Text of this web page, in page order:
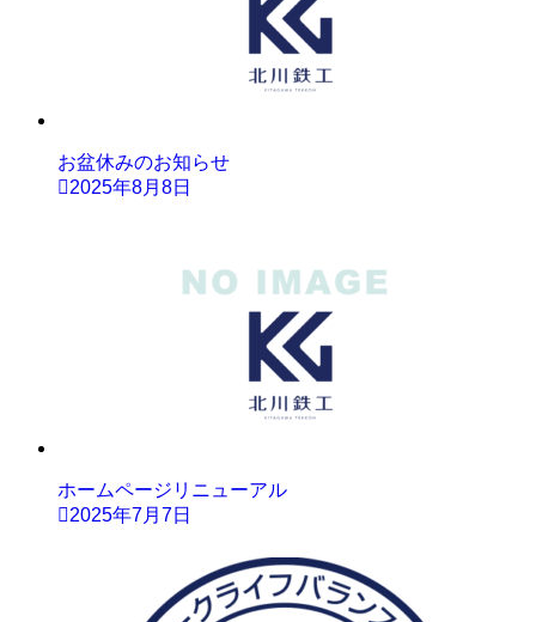
お盆休みのお知らせ
2025年8月8日
ホームページリニューアル
2025年7月7日